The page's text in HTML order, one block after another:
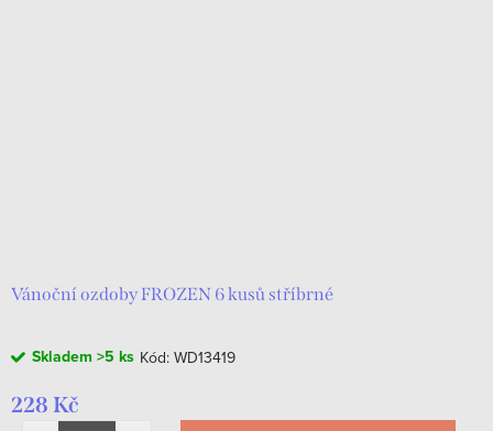
Vánoční ozdoby FROZEN 6 kusů stříbrné
Skladem >5 ks Kód: WD13419
228 Kč